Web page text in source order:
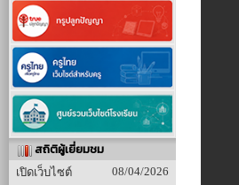
สถิติผู้เยี่ยมชม
เปิดเว็บไซต์
08/04/2026